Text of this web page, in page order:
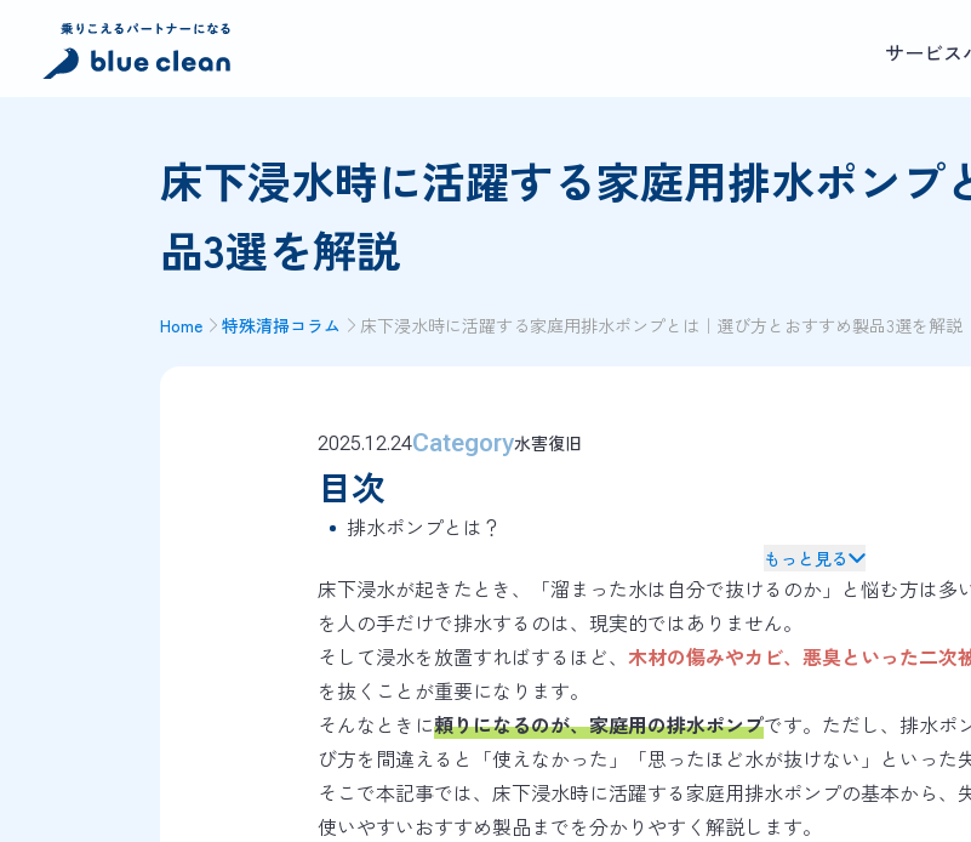
サービス
床下浸水時に活躍する家庭用排水ポンプ
品3選を解説
Home 特殊清掃コラム 床下浸水時に活躍する家庭用排水ポンプとは｜選び方とおすすめ製品3選を解説
2025.12.24Category水害復旧
目次
排水ポンプとは？
もっと見る
床下浸水が起きたとき、「溜まった水は自分で抜けるのか」と悩む方は多
を人の手だけで排水するのは、現実的ではありません。
そして浸水を放置すればするほど、 木材の傷みやカビ、悪臭といった二次
を抜くことが重要になります。
そんなときに頼りになるのが、家庭用の排水ポンプです。ただし、排水ポ
び方を間違えると「使えなかった」「思ったほど水が抜けない」といった
そこで本記事では、床下浸水時に活躍する家庭用排水ポンプの基本から
使いやすいおすすめ製品までを分かりやすく解説します。